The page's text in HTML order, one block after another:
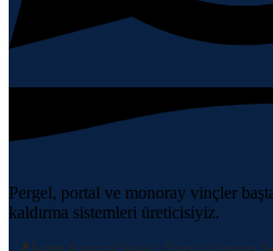
Pergel, portal ve monoray vinçler
kaldırma sistemleri üreticisiyiz.